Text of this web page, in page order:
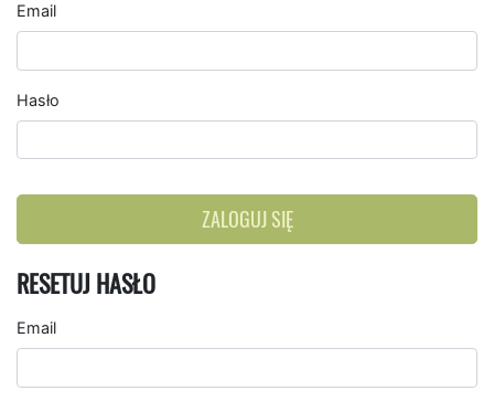
Email
Hasło
ZALOGUJ SIĘ
RESETUJ HASŁO
Email